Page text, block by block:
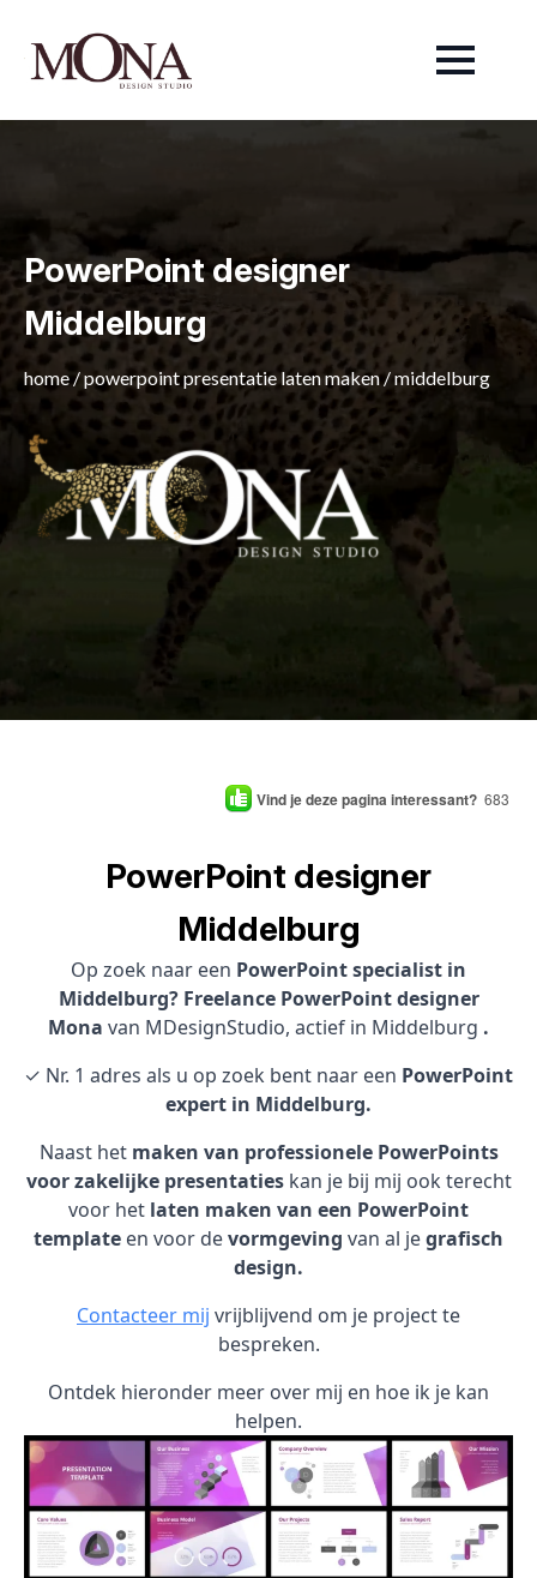
PowerPoint designer
Middelburg
home /powerpoint presentatie laten maken/middelburg
Vind je deze pagina interessant? 683
PowerPoint designer
Middelburg
Op zoek naar een PowerPoint specialist in
Middelburg? Freelance PowerPoint designer
Mona van MDesignStudio, actief in Middelburg .
✓ Nr. 1 adres als u op zoek bent naar een PowerPoint
expert in Middelburg.
Naast het maken van professionele PowerPoints
voor zakelijke presentatieskan je bij mij ook terecht
voor het laten maken van een PowerPoint
template en voor devormgeving van al jegrafisch
design.
Contacteer mij vrijblijvend om je project te
bespreken.
Ontdek hieronder meer over mij en hoe ik je kan
helpen.